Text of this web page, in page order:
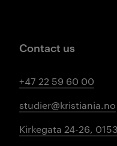
Contact us
+47 22 59 60 00
studier@kristiania.no
Kirkegata 24-26,